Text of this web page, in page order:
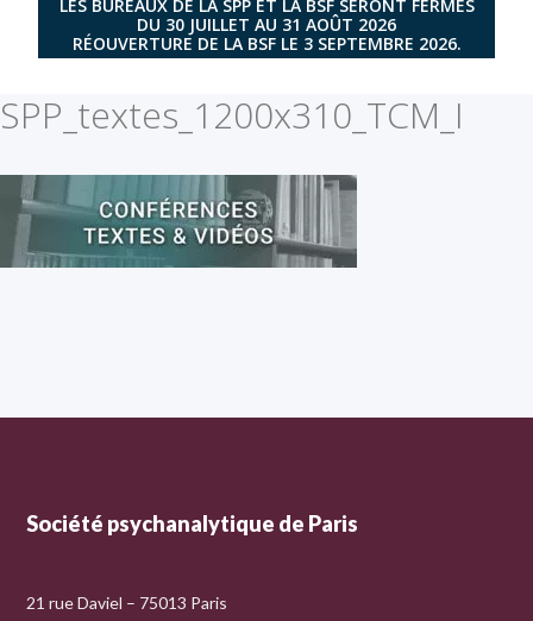
LES BUREAUX DE LA SPP ET LA BSF SERONT FERMÉS
DU 30 JUILLET AU 31 AOÛT 2026
RÉOUVERTURE DE LA BSF LE 3 SEPTEMBRE 2026.
SPP_textes_1200x310_TCM_I
Société psychanalytique de Paris
21 rue Daviel – 75013 Paris